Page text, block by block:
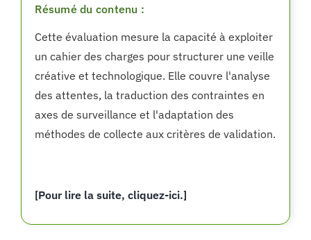
Résumé du contenu :
Cette évaluation mesure la capacité à exploiter
un cahier des charges pour structurer une veille
créative et technologique. Elle couvre l'analyse
des attentes, la traduction des contraintes en
axes de surveillance et l'adaptation des
méthodes de collecte aux critères de validation.
[Pour lire la suite, cliquez-ici.]